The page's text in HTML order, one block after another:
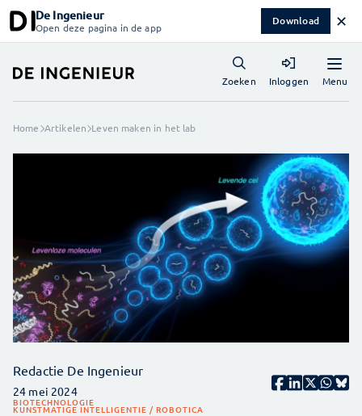
De Ingenieur
Open deze pagina in de app Download ✕
Menu
Zoeken Inloggen
Home Artikelen Leven maken in het lab
Redactie De Ingenieur
24 mei 2024
BIOTECHNOLOGIE
KUNSTMATIGE INTELLIGENTIE / ROBOTICA